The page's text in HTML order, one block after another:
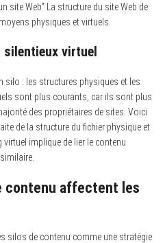
site Web” La structure du site Web de
physiques et virtuels.
silentieux virtuel
silo : les structures physiques et les
sont plus courants, car ils sont plus
des propriétaires de sites. Voici
de la structure du fichier physique et
implique de lier le contenu
contenu affectent les
silos de contenu comme une stratégie